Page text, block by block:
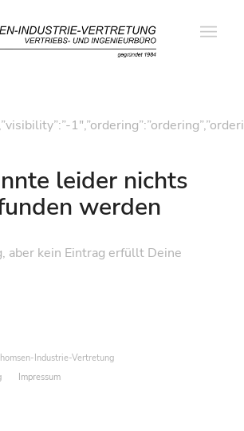
leider nichts
werden
aber kein Eintrag erfüllt Deine
Industrie-Vertretung
Impressum